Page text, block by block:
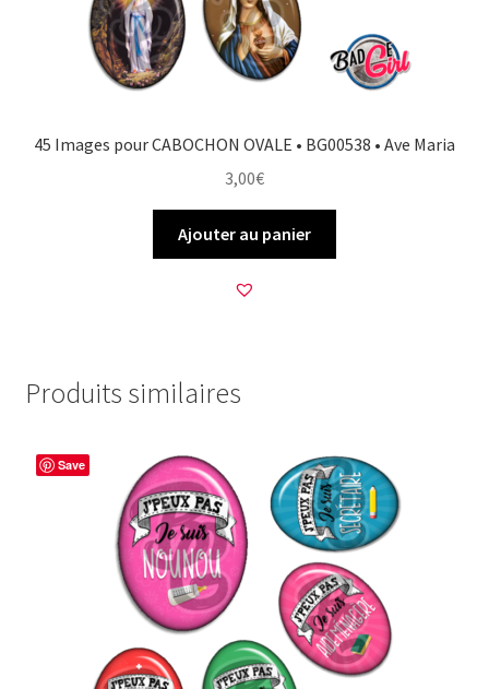
45 Images pour CABOCHON OVALE • BG00538 • Ave Maria
3,00€
Ajouter au panier
Produits similaires
Save